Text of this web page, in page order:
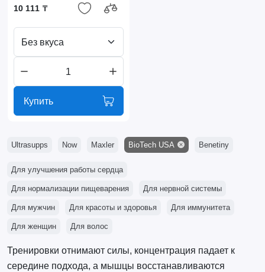
10 111 ₸
Без вкуса
Купить
Ultrasupps Now Maxler BioTech USA Benetiny
Для улучшения работы сердца
Для нормализации пищеварения Для нервной системы
Для мужчин Для красоты и здоровья Для иммунитета
Для женщин Для волос
Тренировки отнимают силы, концентрация падает к
середине подхода, а мышцы восстанавливаются